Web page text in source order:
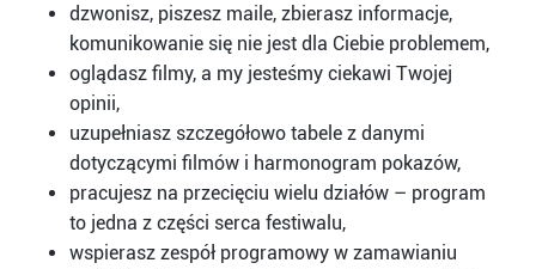
dzwonisz, piszesz maile, zbierasz informacje,
komunikowanie się nie jest dla Ciebie problemem,
oglądasz filmy, a my jesteśmy ciekawi Twojej
opinii,
uzupełniasz szczegółowo tabele z danymi
dotyczącymi filmów i harmonogram pokazów,
pracujesz na przecięciu wielu działów – program
to jedna z części serca festiwalu,
wspierasz zespół programowy w zamawianiu